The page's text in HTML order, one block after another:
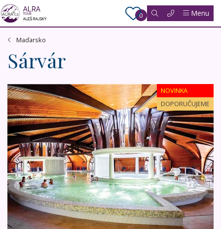
0 Menu
Maďarsko
Sárvár
NOVINKA
DOPORUČUJEME
Maďarsko - wellness v Zalakaros - LUX